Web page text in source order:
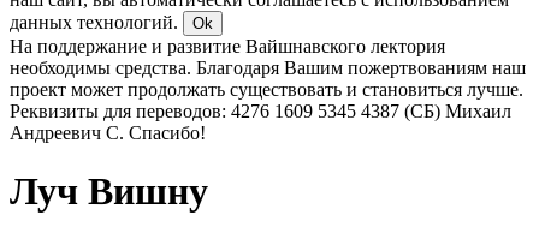
данных технологий.
Ok
На поддержание и развитие Вайшнавского лектория
необходимы средства. Благодаря Вашим пожертвованиям наш
проект может продолжать существовать и становиться лучше.
Реквизиты для переводов: 4276 1609 5345 4387 (СБ) Михаил
Андреевич С. Спасибо!
Луч Вишну